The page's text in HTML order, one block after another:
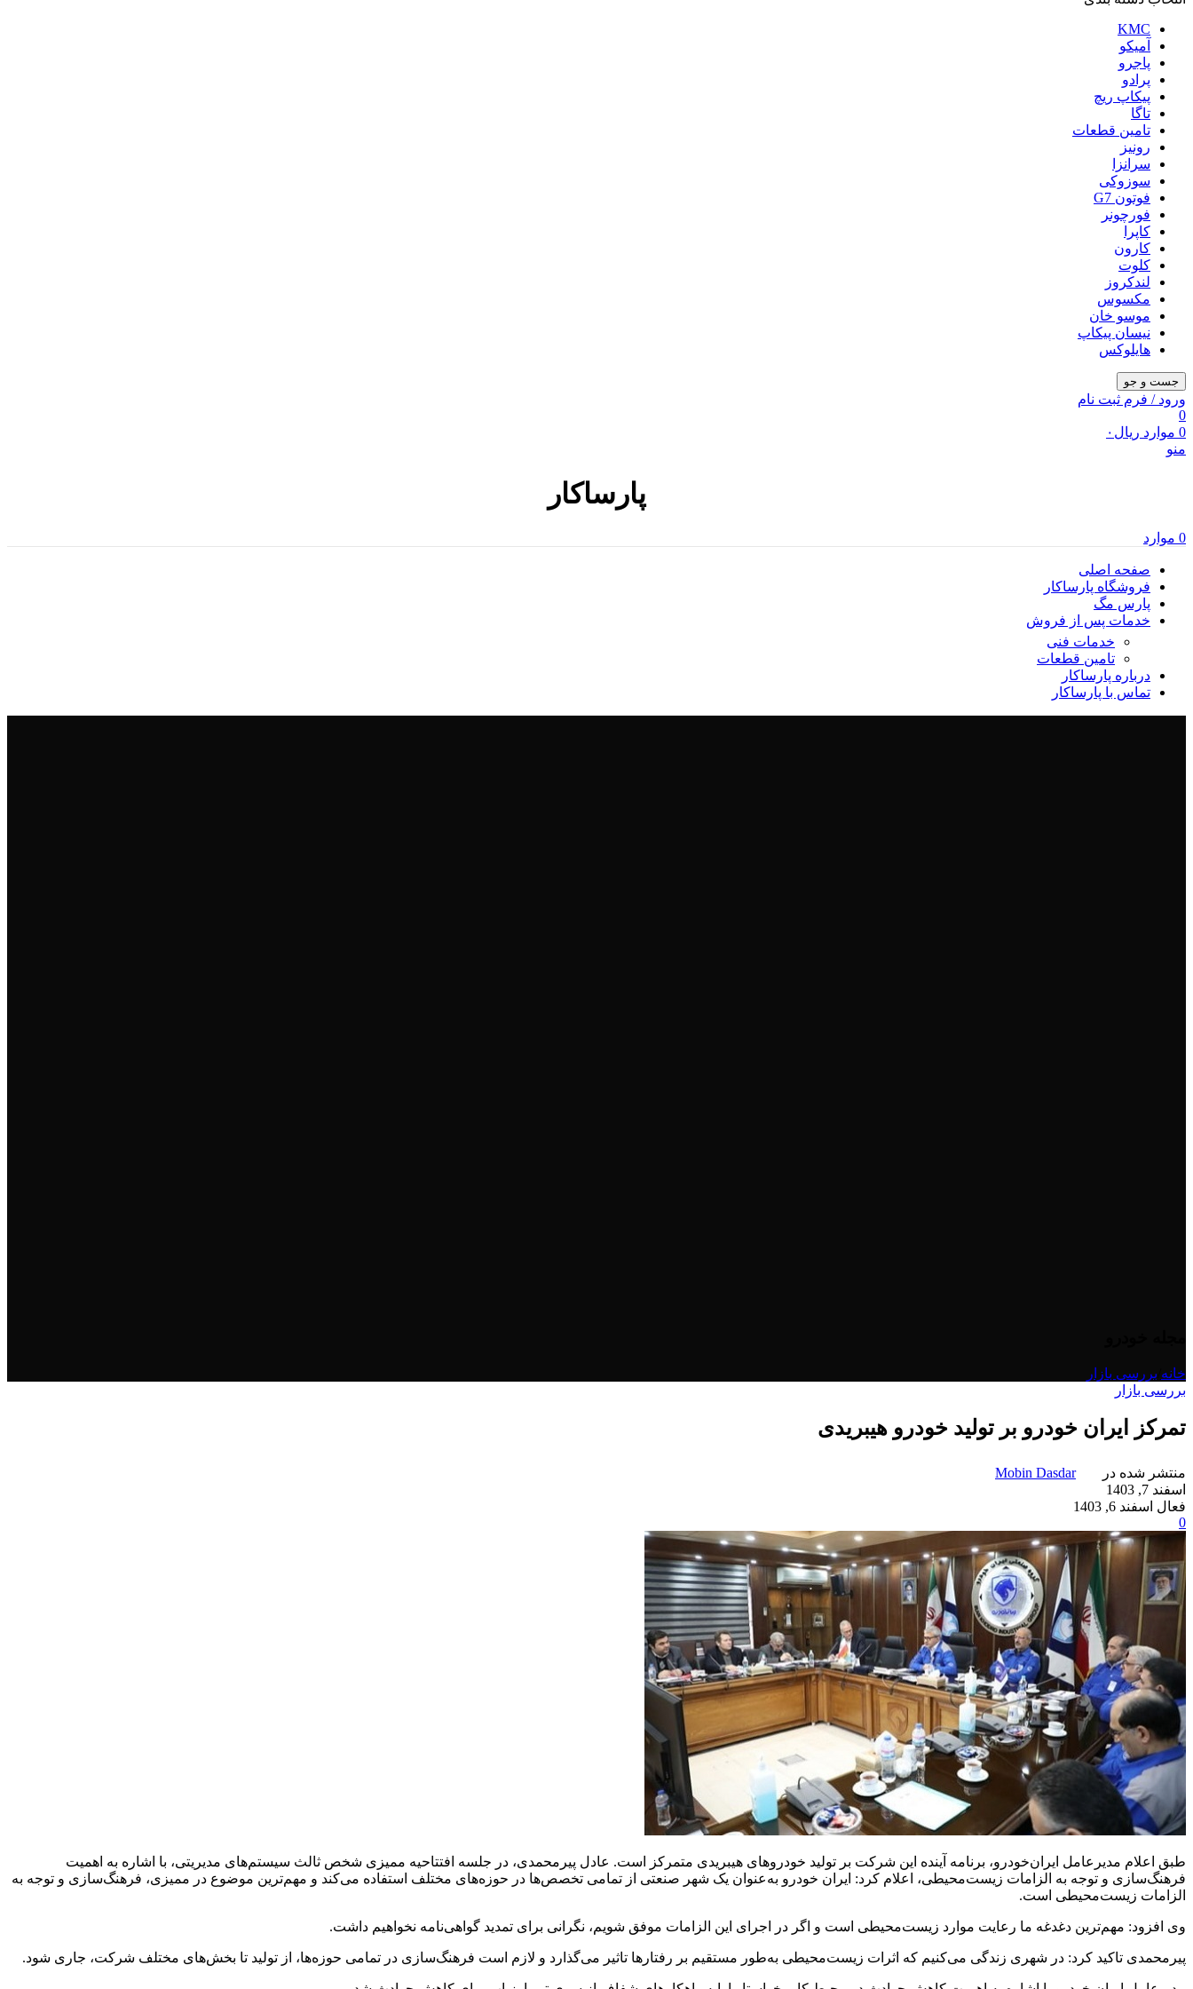
KMC
آمیکو
پاجرو
پرادو
پیکاپ ریچ
تاگا
تامین قطعات
رونیز
سرانزا
سوزوکی
فوتون G7
فورچونر
کاپرا
کارون
کلوت
لندکروز
مکسوس
موسو خان
نیسان پیکاپ
هایلوکس
جست و جو
ورود / فرم ثبت نام
0
0 موارد ریال ۰
منو
پارساکار
0 موارد
صفحه اصلی
فروشگاه پارساکار
پارس مگ
خدمات پس از فروش
خدمات فنی
تامین قطعات
درباره پارساکار
تماس با پارساکار
خانه بررسی بازار
بررسی بازار
تمرکز ایران‌ خودرو بر تولید خودرو هیبریدی
منتشر شده در
Mobin Dasdar
اسفند 7, 1403
فعال اسفند 6, 1403
0
طبق اعلام مدیرعامل ایران‌خودرو، برنامه آینده این شرکت بر تولید خودروهای هیبریدی متمرکز است. عادل پیرمحمدی، در جلسه افتتاحیه ممیزی شخص ثالث سیستم‌های مدیریتی، با اشاره به اهمیت
فرهنگ‌سازی و توجه به الزامات زیست‌محیطی، اعلام کرد: ایران خودرو به‌عنوان یک شهر صنعتی از تمامی تخصص‌ها در حوزه‌های مختلف استفاده می‌کند و مهم‌ترین موضوع در ممیزی، فرهنگ‌سازی و توجه به
الزامات زیست‌محیطی است.
وی افزود: مهم‌ترین دغدغه ما رعایت موارد زیست‌محیطی است و اگر در اجرای این الزامات موفق شویم، نگرانی‌ برای تمدید گواهی‌نامه نخواهیم داشت.
پیرمحمدی تاکید کرد: در شهری زندگی می‌کنیم که اثرات زیست‌محیطی به‌طور مستقیم بر رفتارها تاثیر می‌گذارد و لازم است فرهنگ‌سازی در تمامی حوزه‌ها، از تولید تا بخش‌های مختلف شرکت، جاری شود.